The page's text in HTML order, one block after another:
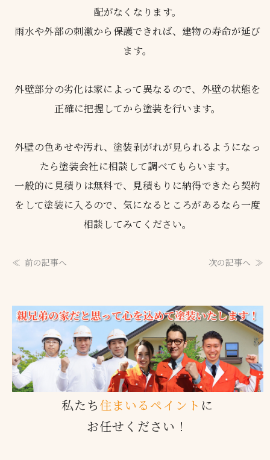
配がなくなります。
雨水や外部の刺激から保護できれば、建物の寿命が延び
ます。
外壁部分の劣化は家によって異なるので、外壁の状態を
正確に把握してから塗装を行います。
外壁の色あせや汚れ、塗装剥がれが見られるようになっ
たら塗装会社に相談して調べてもらいます。
一般的に見積りは無料で、見積もりに納得できたら契約
をして塗装に入るので、気になるところがあるなら一度
相談してみてください。
前の記事へ 次の記事へ
私たち住まいるペイント に
お任せください！